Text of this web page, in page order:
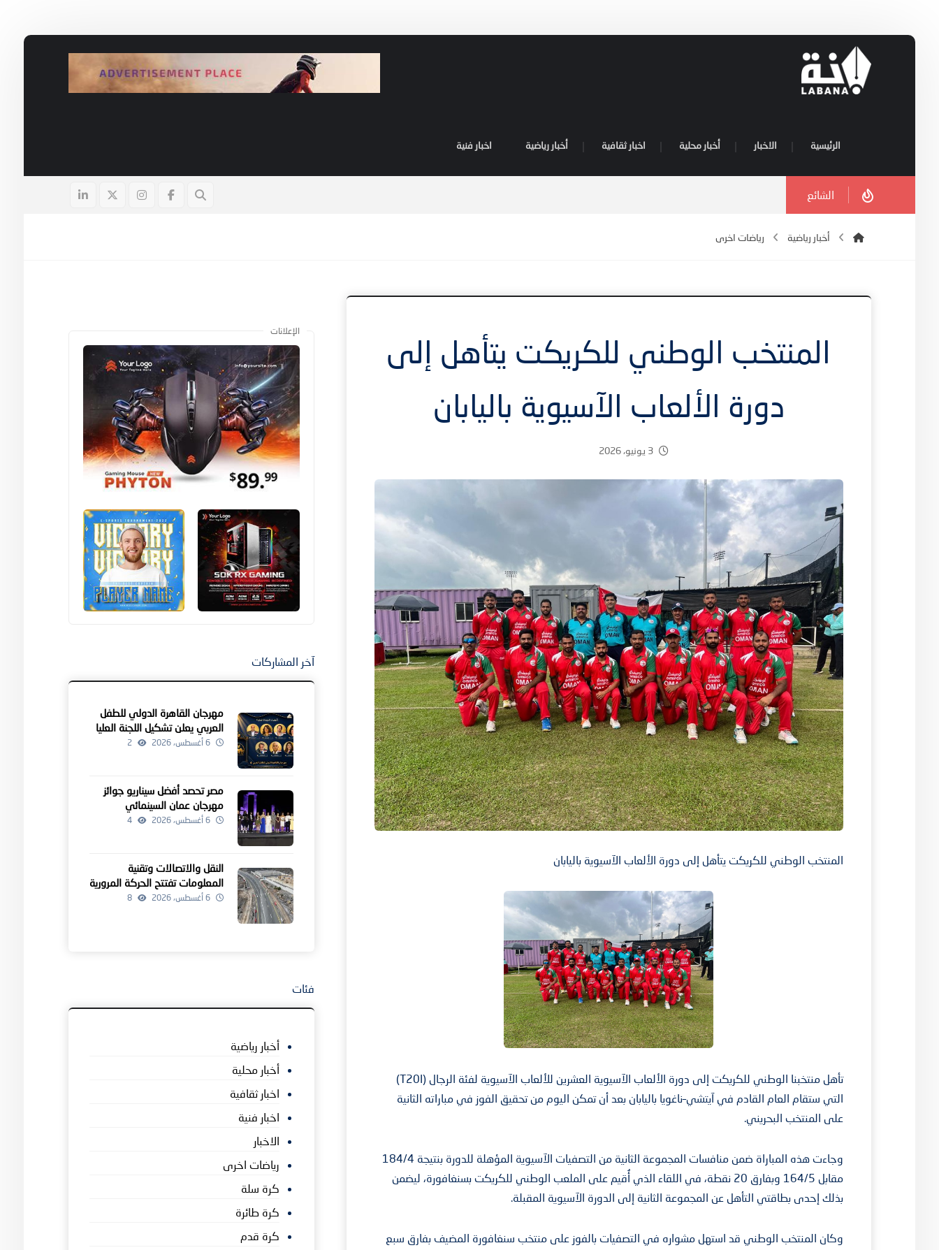
الرئيسية الاخبار أخبار محلية اخبار ثقافية أخبار رياضية اخبار فنية
الشائع
أخبار رياضية رياضات اخرى
المنتخب الوطني للكريكت يتأهل إلى
دورة الألعاب الآسيوية باليابان
3 يونيو، 2026
المنتخب الوطني للكريكت يتأهل إلى دورة الألعاب الآسيوية باليابان
تأهل منتخبنا الوطني للكريكت إلى دورة الألعاب الآسيوية العشرين للألعاب الآسيوية لفئة الرجال (T20I)
التي ستقام العام القادم في آيتشي–ناغويا باليابان بعد أن تمكن اليوم من تحقيق الفوز في مباراته الثانية
على المنتخب البحريني.
وجاءت هذه المباراة ضمن منافسات المجموعة الثانية من التصفيات الآسيوية المؤهلة للدورة بنتيجة 184/4
مقابل 164/5 وبفارق 20 نقطة، في اللقاء الذي أُقيم على الملعب الوطني للكريكت بسنغافورة، ليضمن
بذلك إحدى بطاقتي التأهل عن المجموعة الثانية إلى الدورة الآسيوية المقبلة.
وكان المنتخب الوطني قد استهل مشواره في التصفيات بالفوز على منتخب سنغافورة المضيف بفارق سبع
الإعلانات
آخر المشاركات
مهرجان القاهرة الدولي للطفل
العربي يعلن تشكيل اللجنة العليا
للدورة الرابعة
6 أغسطس، 2026 2
مصر تحصد أفضل سيناريو جوائز
مهرجان عمان السينمائي
6 أغسطس، 2026 4
النقل والاتصالات وتقنية
المعلومات تفتتح الحركة المرورية
لمشروعين للطرق بالداخلية
6 أغسطس، 2026 8
فئات
أخبار رياضية
أخبار محلية
اخبار ثقافية
اخبار فنية
الاخبار
رياضات اخرى
كرة سلة
كرة طائرة
كرة قدم